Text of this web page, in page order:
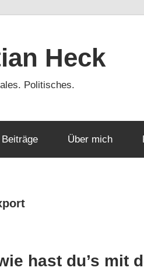
Heck
Politisches.
Über mich
hast du’s mit